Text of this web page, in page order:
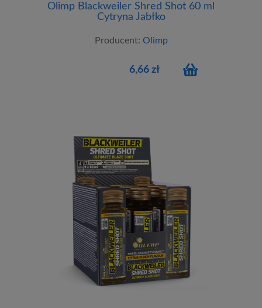
Olimp Blackweiler Shred Shot 60 ml
Cytryna Jabłko
Producent: Olimp
6,66 zł